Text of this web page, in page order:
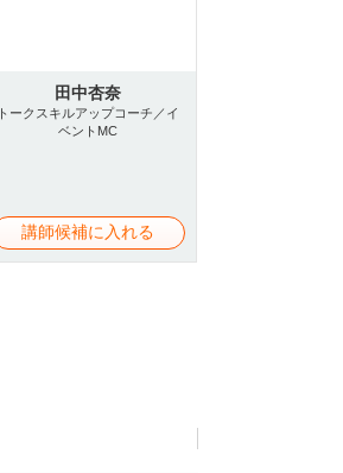
田中杏奈
トークスキルアップコーチ／イ
ベントMC
講師候補に入れる